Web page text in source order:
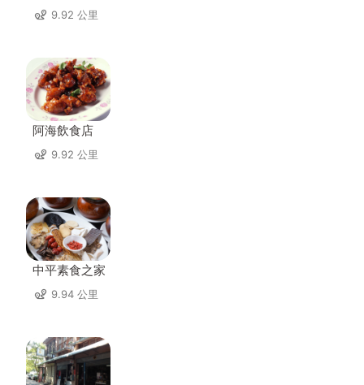
9.92 公里
阿海飲食店
9.92 公里
中平素食之家
9.94 公里